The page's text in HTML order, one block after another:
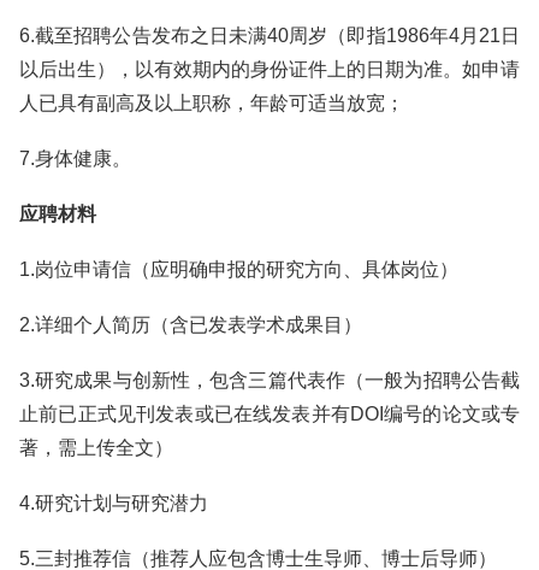
6.截至招聘公告发布之日未满40周岁（即指1986年4月21日
以后出生），以有效期内的身份证件上的日期为准。如申请
人已具有副高及以上职称，年龄可适当放宽；
7.身体健康。
应聘材料
1.岗位申请信（应明确申报的研究方向、具体岗位）
2.详细个人简历（含已发表学术成果目）
3.研究成果与创新性，包含三篇代表作（一般为招聘公告截
止前已正式见刊发表或已在线发表并有DOI编号的论文或专
著，需上传全文）
4.研究计划与研究潜力
5.三封推荐信（推荐人应包含博士生导师、博士后导师）